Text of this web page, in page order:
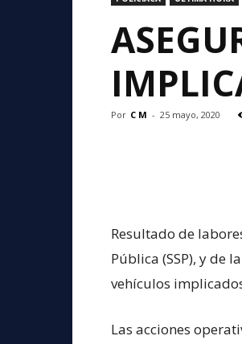
Por C M - 25 mayo, 2020
Resultado de
Pública (SSP), y de
vehículos
Las acciones